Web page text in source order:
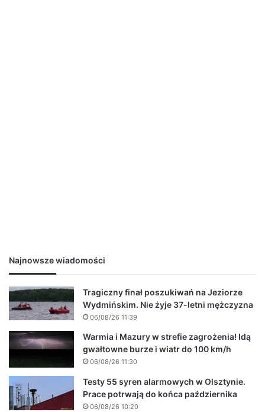
Najnowsze wiadomości
Tragiczny finał poszukiwań na Jeziorze
Wydmińskim. Nie żyje 37-letni mężczyzna
06/08/26 11:39
Warmia i Mazury w strefie zagrożenia! Idą
gwałtowne burze i wiatr do 100 km/h
06/08/26 11:30
Testy 55 syren alarmowych w Olsztynie.
Prace potrwają do końca października
06/08/26 10:20